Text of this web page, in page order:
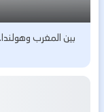
بين المغرب